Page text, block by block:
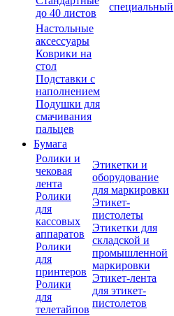
до 40 листов
специальный
Настольные
аксессуары
Коврики на
стол
Подставки с
наполнением
Подушки для
смачивания
пальцев
Бумага
Ролики и
чековая
лента
Ролики
для
кассовых
аппаратов
Ролики
для
принтеров
Ролики
для
телетайпов
Этикетки и
оборудование
для маркировки
Этикет-
пистолеты
Этикетки для
складской и
промышленной
маркировки
Этикет-лента
для этикет-
пистолетов